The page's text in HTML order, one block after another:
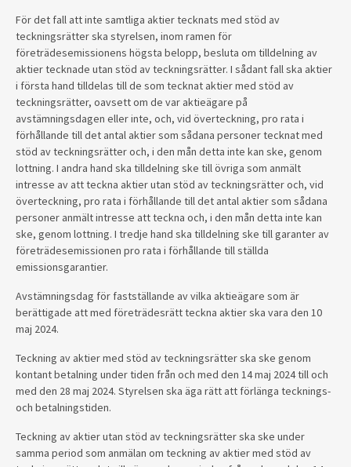
För det fall att inte samtliga aktier tecknats med stöd av
teckningsrätter ska styrelsen, inom ramen för
företrädesemissionens högsta belopp, besluta om tilldelning av
aktier tecknade utan stöd av teckningsrätter. I sådant fall ska aktier
i första hand tilldelas till de som tecknat aktier med stöd av
teckningsrätter, oavsett om de var aktieägare på
avstämningsdagen eller inte, och, vid överteckning, pro rata i
förhållande till det antal aktier som sådana personer tecknat med
stöd av teckningsrätter och, i den mån detta inte kan ske, genom
lottning. I andra hand ska tilldelning ske till övriga som anmält
intresse av att teckna aktier utan stöd av teckningsrätter och, vid
överteckning, pro rata i förhållande till det antal aktier som sådana
personer anmält intresse att teckna och, i den mån detta inte kan
ske, genom lottning. I tredje hand ska tilldelning ske till garanter av
företrädesemissionen pro rata i förhållande till ställda
emissionsgarantier.
Avstämningsdag för fastställande av vilka aktieägare som är
berättigade att med företrädesrätt teckna aktier ska vara den 10
maj 2024.
Teckning av aktier med stöd av teckningsrätter ska ske genom
kontant betalning under tiden från och med den 14 maj 2024 till och
med den 28 maj 2024. Styrelsen ska äga rätt att förlänga tecknings-
och betalningstiden.
Teckning av aktier utan stöd av teckningsrätter ska ske under
samma period som anmälan om teckning av aktier med stöd av